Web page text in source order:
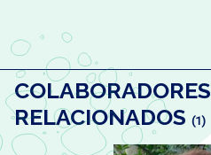
COLABORADORES
RELACIONADOS (1)